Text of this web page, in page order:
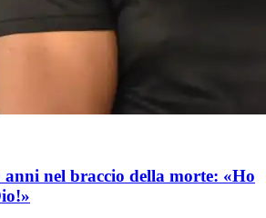
nel braccio della morte: «Ho